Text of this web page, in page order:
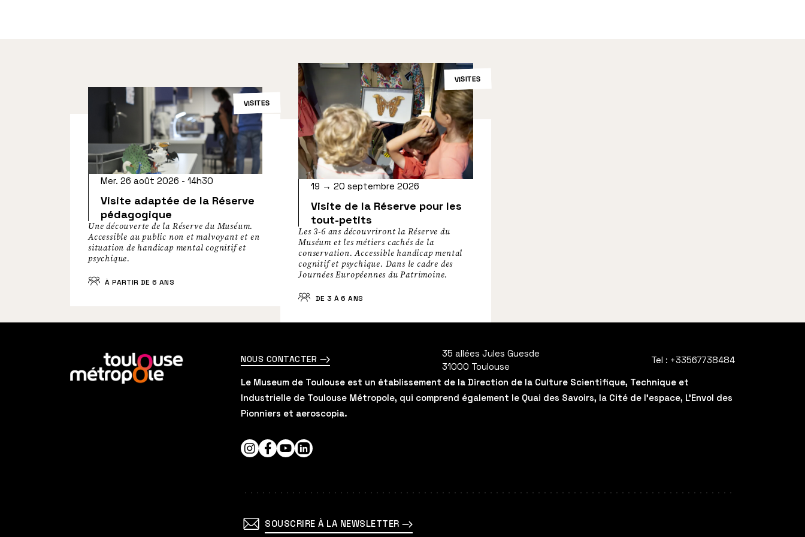
Visite adaptée de la Réserve
pédagogique
Mer. 26 août 2026 - 14h30
Une découverte de la Réserve du Muséum.
Accessible au public non et malvoyant et en
situation de handicap mental cognitif et
psychique.
À PARTIR DE 6 ANS
VISITES
Visite de la Réserve pour les
tout-petits
19 → 20 septembre 2026
Les 3-6 ans découvriront la Réserve du
Muséum et les métiers cachés de la
conservation. Accessible handicap mental
cognitif et psychique. Dans le cadre des
Journées Européennes du Patrimoine.
DE 3 À 6 ANS
VISITES
En
savoir
plus
NOUS CONTACTER
35 allées Jules Guesde
31000 Toulouse
Tel : +33567738484
Le Museum de Toulouse est un établissement de la Direction de la Culture Scientifique, Technique et
Industrielle de Toulouse Métropole, qui comprend également le Quai des Savoirs, la Cité de l'espace, L'Envol des
Pionniers et aeroscopia.
Instagram
Facebook
YouTubeLinkedIn
SOUSCRIRE À LA NEWSLETTER